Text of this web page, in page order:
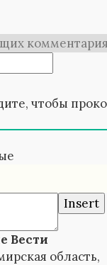
чтобы
Insert
Вести
область,